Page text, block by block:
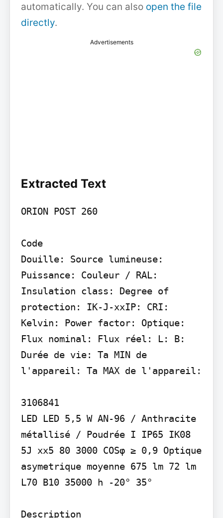
automatically. You can also open the file
directly.
Advertisements
Extracted Text
ORION POST 260
Code
Douille: Source lumineuse:
Puissance: Couleur / RAL:
Insulation class: Degree of
protection: IK-J-xxIP: CRI:
Kelvin: Power factor: Optique:
Flux nominal: Flux réel: L: B:
Durée de vie: Ta MIN de
l'appareil: Ta MAX de l'appareil:
3106841
LED LED 5,5 W AN-96 / Anthracite
métallisé / Poudrée I IP65 IK08
5J xx5 80 3000 COSφ ≥ 0,9 Optique
asymetrique moyenne 675 lm 72 lm
L70 B10 35000 h -20° 35°
Description